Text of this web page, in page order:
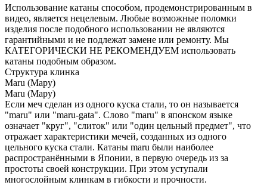
Использование катаны способом, продемонстрированным в
видео, является нецелевым. Любые возможные поломки
изделия после подобного использовании не являются
гарантийными и не подлежат замене или ремонту. Мы
КАТЕГОРИЧЕСКИ НЕ РЕКОМЕНДУЕМ использовать
катаны подобным образом.
Структура клинка
Maru (Мару)
Maru (Мару)
Если меч сделан из одного куска стали, то он называется
"maru" или "maru-gata". Слово "maru" в японском языке
означает "круг", "слиток" или "один цельный предмет", что
отражает характеристики мечей, созданных из одного
цельного куска стали. Катаны maru были наиболее
распространёнными в Японии, в первую очередь из за
простоты своей конструкции. При этом уступали
многослойным клинкам в гибкости и прочности.